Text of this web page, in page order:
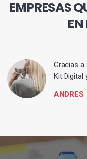
EMPRESAS
Gracias a
Kit Digital
ANDRÉS